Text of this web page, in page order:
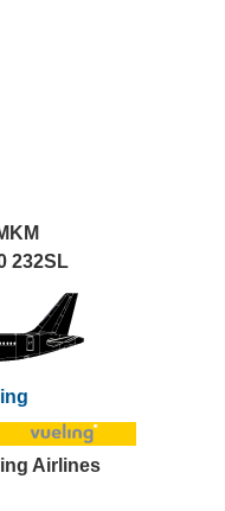
232SL
Airlines